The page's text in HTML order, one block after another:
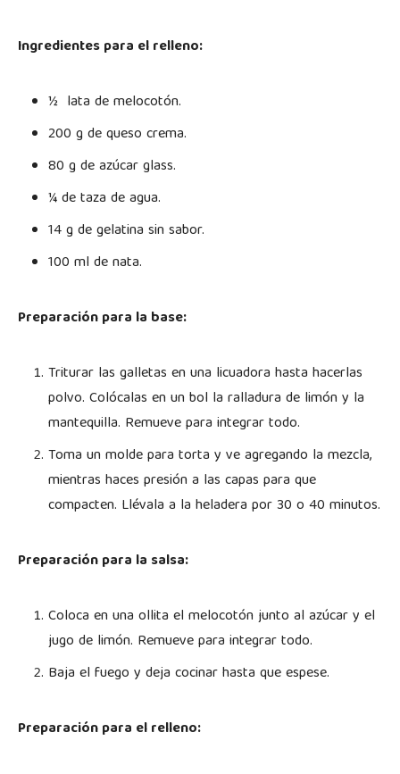
Ingredientes para el relleno:
½ lata de melocotón.
200 g de queso crema.
80 g de azúcar glass.
¼ de taza de agua.
14 g de gelatina sin sabor.
100 ml de nata.
Preparación para la base:
Triturar las galletas en una licuadora hasta hacerlas
polvo. Colócalas en un bol la ralladura de limón y la
mantequilla. Remueve para integrar todo.
Toma un molde para torta y ve agregando la mezcla,
mientras haces presión a las capas para que
compacten. Llévala a la heladera por 30 o 40 minutos.
Preparación para la salsa:
Coloca en una ollita el melocotón junto al azúcar y el
jugo de limón. Remueve para integrar todo.
Baja el fuego y deja cocinar hasta que espese.
Preparación para el relleno: